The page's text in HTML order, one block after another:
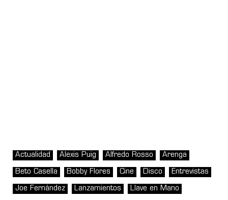
Actualidad Alexis Puig Alfredo Rosso Arenga
Beto Casella Bobby Flores Cine Disco Entrevistas
Joe Fernández Lanzamientos Llave en Mano